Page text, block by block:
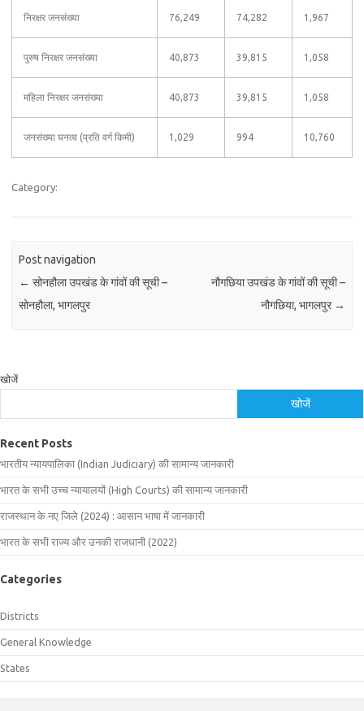
निरक्षर जनसंख्या 76,249 74,282 1,967
पुरुष निरक्षर जनसंख्या 40,873 39,815 1,058
महिला निरक्षर जनसंख्या 40,873 39,815 1,058
जनसंख्या घनत्व (प्रति वर्ग किमी) 1,029 994 10,760
Category:
Post navigation
← सोनहौला उपखंड के गांवों की सूची –
सोनहौला, भागलपुर
नौगछिया उपखंड के गांवों की सूची –
नौगछिया, भागलपुर →
खोजें
खोजें
Recent Posts
भारतीय न्यायपालिका (Indian Judiciary) की सामान्य जानकारी
भारत के सभी उच्च न्यायालयों (High Courts) की सामान्य जानकारी
राजस्थान के नए जिले (2024) : आसान भाषा में जानकारी
भारत के सभी राज्य और उनकी राजधानी (2022)
Categories
Districts
General Knowledge
States